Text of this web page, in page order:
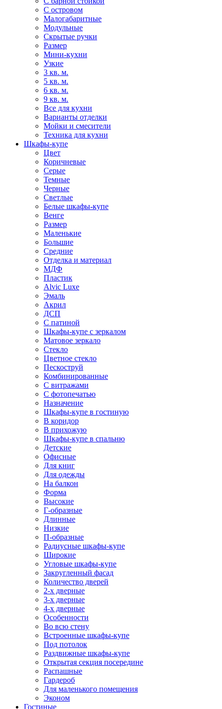
С островом
Малогабаритные
Модульные
Скрытые ручки
Размер
Мини-кухни
Узкие
3 кв. м.
5 кв. м.
6 кв. м.
9 кв. м.
Все для кухни
Варианты отделки
Мойки и смесители
Техника для кухни
Шкафы-купе
Цвет
Коричневые
Серые
Темные
Черные
Светлые
Белые шкафы-купе
Венге
Размер
Маленькие
Большие
Средние
Отделка и материал
МДФ
Пластик
Alvic Luxe
Эмаль
Акрил
ДСП
С патиной
Шкафы-купе с зеркалом
Матовое зеркало
Стекло
Цветное стекло
Пескоструй
Комбинированные
С витражами
С фотопечатью
Назначение
Шкафы-купе в гостиную
В коридор
В прихожую
Шкафы-купе в спальню
Детские
Офисные
Для книг
Для одежды
На балкон
Форма
Высокие
Г-образные
Длинные
Низкие
П-образные
Радиусные шкафы-купе
Широкие
Угловые шкафы-купе
Закругленный фасад
Количество дверей
2-х дверные
3-х дверные
4-х дверные
Особенности
Во всю стену
Встроенные шкафы-купе
Под потолок
Раздвижные шкафы-купе
Открытая секция посередине
Распашные
Гардероб
Для маленького помещения
Эконом
Гостиные